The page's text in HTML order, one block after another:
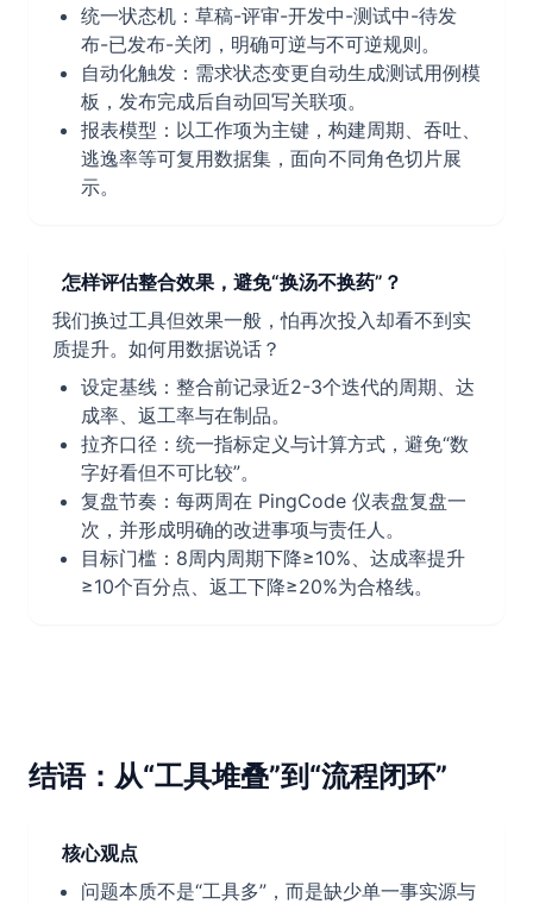
统一状态机：草稿-评审-开发中-测试中-待发
布-已发布-关闭，明确可逆与不可逆规则。
自动化触发：需求状态变更自动生成测试用例模
板，发布完成后自动回写关联项。
报表模型：以工作项为主键，构建周期、吞吐、
逃逸率等可复用数据集，面向不同角色切片展
示。
怎样评估整合效果，避免“换汤不换药”？
我们换过工具但效果一般，怕再次投入却看不到实
质提升。如何用数据说话？
设定基线：整合前记录近2-3个迭代的周期、达
成率、返工率与在制品。
拉齐口径：统一指标定义与计算方式，避免“数
字好看但不可比较”。
复盘节奏：每两周在 PingCode 仪表盘复盘一
次，并形成明确的改进事项与责任人。
目标门槛：8周内周期下降≥10%、达成率提升
≥10个百分点、返工下降≥20%为合格线。
结语：从“工具堆叠”到“流程闭环”
核心观点
问题本质不是“工具多”，而是缺少单一事实源与